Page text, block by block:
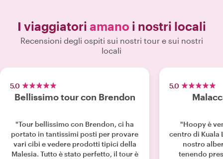
I viaggiatori amano i nostri locali
Recensioni degli ospiti sui nostri tour e sui nostri
locali
5.0
Bellissimo tour con Brendon
"Tour bellissimo con Brendon, ci ha
portato in tantissimi posti per provare
vari cibi e vedere prodotti tipici della
Malesia. Tutto è stato perfetto, il tour è
5.0
"Hoopy è
centro di Kuala
nostro
tenendo